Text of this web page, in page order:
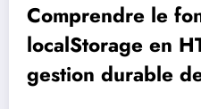
Comprendre le
localStorage en
gestion durable